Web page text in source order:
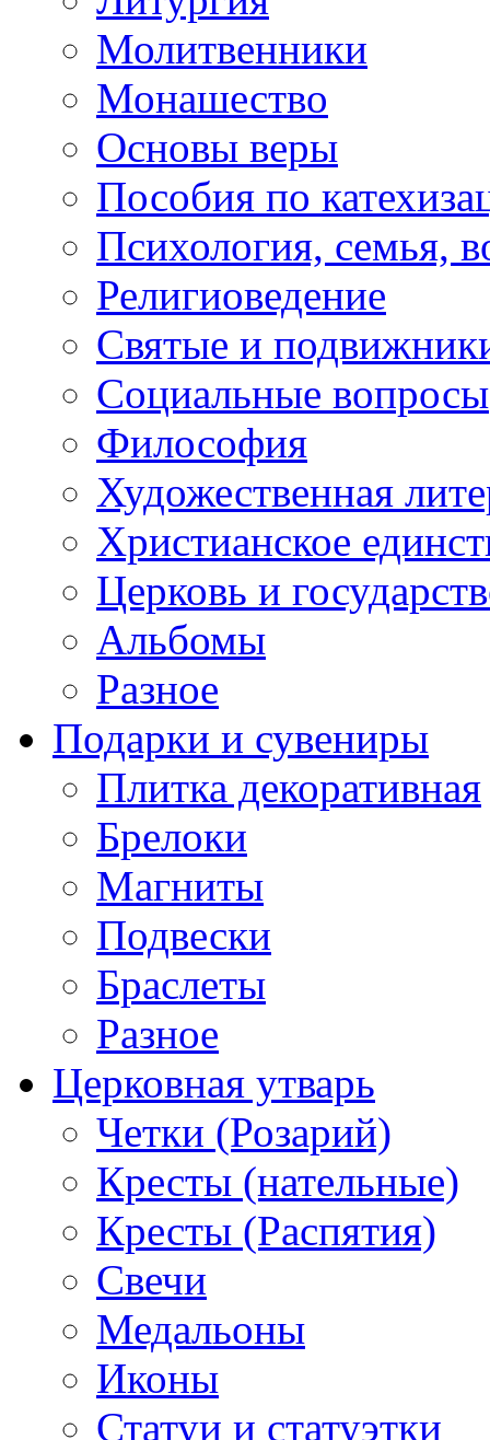
Молитвенники
Монашество
Основы веры
Пособия по
Психология, семья,
Религиоведение
Святые и
Социальные вопросы
Философия
Художественная
Христианское
Церковь и
Альбомы
Разное
Подарки и сувениры
Плитка декоративная
Брелоки
Магниты
Подвески
Браслеты
Разное
Церковная утварь
Четки (Розарий)
Кресты (нательные)
Кресты (Распятия)
Свечи
Медальоны
Иконы
Статуи и статуэтки